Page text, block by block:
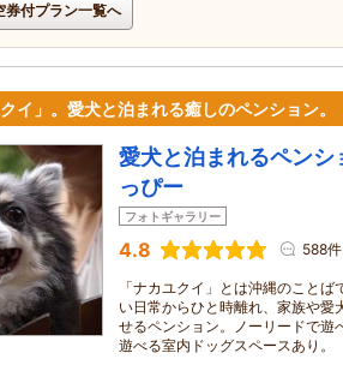
券付プラン一覧へ
イ」。愛犬と泊まれる癒しのペンション。
愛犬と泊まれるペン
っぴー
フォトギャラリー
4.8 588件
「ナカユクイ」とは沖縄のこと
い日常からひと時離れ、家族や愛
せるペンション。ノーリードで遊
遊べる室内ドッグスペースあり。